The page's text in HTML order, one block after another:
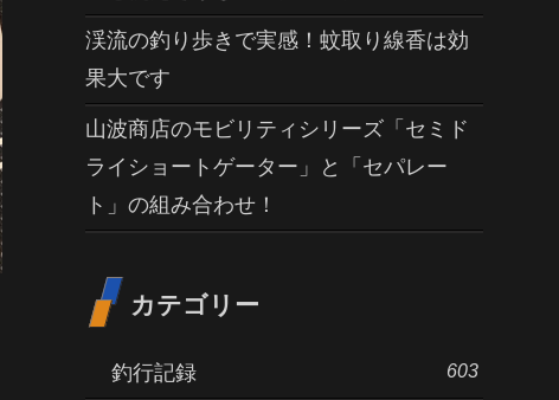
渓流の釣り歩きで実感！蚊取り線香は効
果大です
山波商店のモビリティシリーズ「セミド
ライショートゲーター」と「セパレー
ト」の組み合わせ！
カテゴリー
釣行記録 603